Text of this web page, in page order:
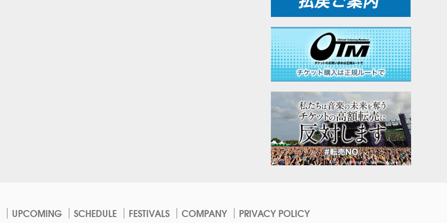
UPCOMING SCHEDULE FESTIVALS COMPANY PRIVACY POLICY